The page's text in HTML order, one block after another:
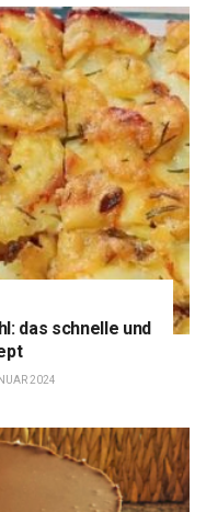
das schnelle und
2024